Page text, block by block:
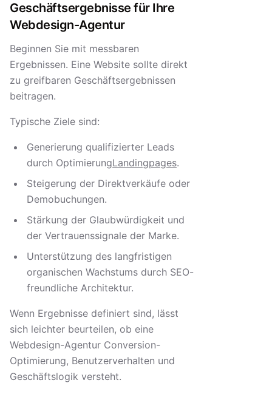
Geschäftsergebnisse für Ihre
Webdesign-Agentur
Beginnen Sie mit messbaren
Ergebnissen. Eine Website sollte direkt
zu greifbaren Geschäftsergebnissen
beitragen.
Typische Ziele sind:
Generierung qualifizierter Leads
durch OptimierungLandingpages.
Steigerung der Direktverkäufe oder
Demobuchungen.
Stärkung der Glaubwürdigkeit und
der Vertrauenssignale der Marke.
Unterstützung des langfristigen
organischen Wachstums durch SEO-
freundliche Architektur.
Wenn Ergebnisse definiert sind, lässt
sich leichter beurteilen, ob eine
Webdesign-Agentur Conversion-
Optimierung, Benutzerverhalten und
Geschäftslogik versteht.